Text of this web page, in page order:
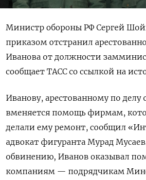
Министр обороны РФ Сергей
приказом отстранил
Иванова от должности
сообщает ТАСС со ссылкой на
Иванову, арестованному по делу
вменяется помощь фирмам,
делали ему ремонт, сообщил
адвокат фигуранта Мурад
обвинению, Иванов оказывал
компаниям — подрядчикам